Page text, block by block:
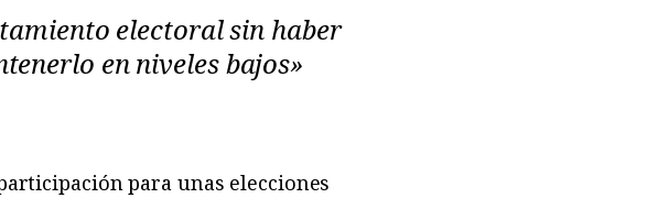
electoral sin haber
en niveles bajos»
para unas elecciones